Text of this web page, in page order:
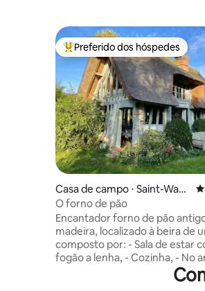
Entre os melhores preferidos
Preferido dos hóspedes
Casa de campo ⋅ Saint-Wan
drille-Rançon
O forno de pão
Encantador forno de pão
madeira, localizado à beira de
composto por: - Sala de estar
fogão a lenha, - Cozinha, - No andar de
sanitário acessível por uma